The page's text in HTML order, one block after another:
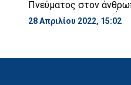
Πνεύματος στον
όμως η μεγάλη αρετή
ένα μεγάλο ποσοστό
28 Απριλίου 2022, 15:02